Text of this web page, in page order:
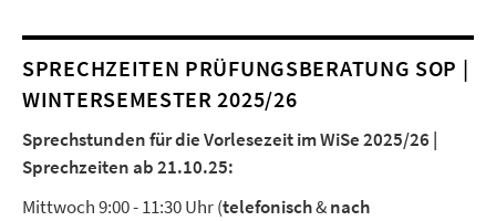
SPRECHZEITEN PRÜFUNGSBERATUNG SOP |
WINTERSEMESTER 2025/26
Sprechstunden für die Vorlesezeit im WiSe 2025/26 |
Sprechzeiten ab 21.10.25:
Mittwoch 9:00 - 11:30 Uhr (telefonisch&nach